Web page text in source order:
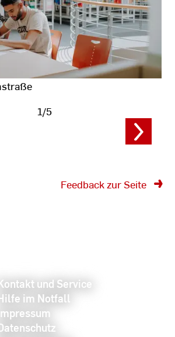
1/5
Feedback zur Seite
Kontakt und Service
im Notfall
Impressum